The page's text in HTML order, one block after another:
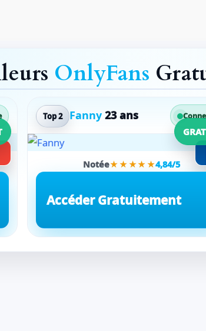
OnlyFans
Top 2 Fanny 23 ans
Notée★★★★★4,84/5
Accéder Gratuitement